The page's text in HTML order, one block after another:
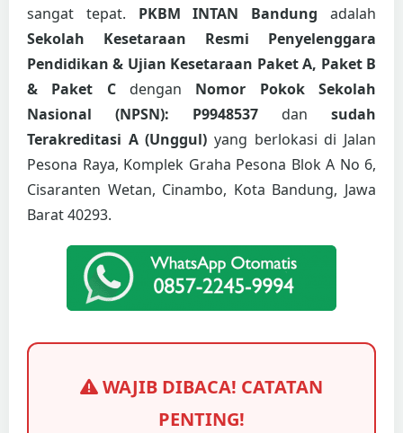
sangat tepat. PKBM INTAN Bandung adalah
Sekolah Kesetaraan Resmi Penyelenggara
Pendidikan & Ujian Kesetaraan Paket A, Paket B
& Paket Cdengan Nomor Pokok Sekolah
Nasional (NPSN): P9948537 dan sudah
Terakreditasi A (Unggul) yang berlokasi di Jalan
Pesona Raya, Komplek Graha Pesona Blok A No 6,
Cisaranten Wetan, Cinambo, Kota Bandung, Jawa
Barat 40293.
WAJIB DIBACA! CATATAN
PENTING!